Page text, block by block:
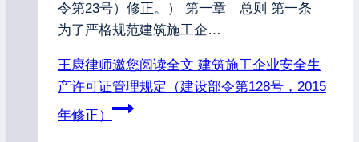
令第23号）修正。） 第一章 总则 第一条
为了严格规范建筑施工企…
王康律师邀您阅读全文 建筑施工企业安全生
产许可证管理规定（建设部令第128号，2015
年修正）